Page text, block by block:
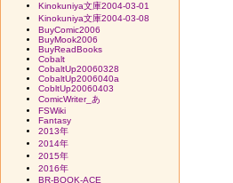
Kinokuniya文庫2004-03-01
Kinokuniya文庫2004-03-08
BuyComic2006
BuyMook2006
BuyReadBooks
Cobalt
CobaltUp20060328
CobaltUp2006040a
CobltUp20060403
ComicWriter_あ
FSWiki
Fantasy
2013年
2014年
2015年
2016年
BR-BOOK-ACE